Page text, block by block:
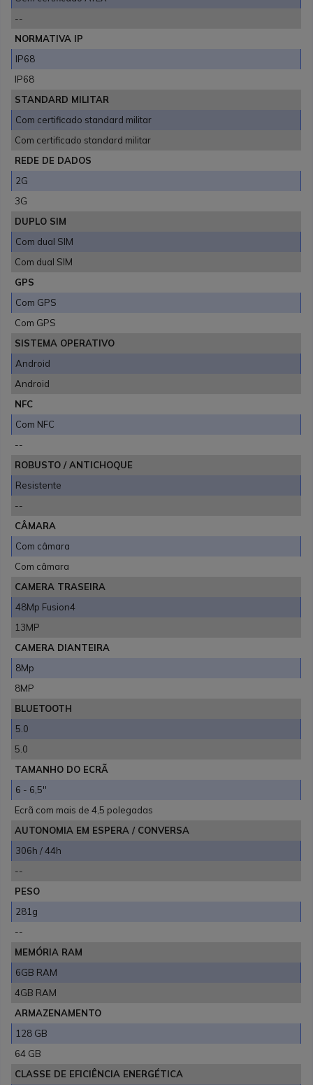
--
NORMATIVA IP
IP68
IP68
STANDARD MILITAR
Com certificado standard militar
Com certificado standard militar
REDE DE DADOS
2G
3G
DUPLO SIM
Com dual SIM
Com dual SIM
GPS
Com GPS
Com GPS
SISTEMA OPERATIVO
Android
Android
NFC
Com NFC
--
ROBUSTO / ANTICHOQUE
Resistente
--
CÂMARA
Com câmara
Com câmara
CAMERA TRASEIRA
48Mp Fusion4
13MP
CAMERA DIANTEIRA
8Mp
8MP
BLUETOOTH
5.0
5.0
TAMANHO DO ECRÃ
6 - 6,5''
Ecrã com mais de 4,5 polegadas
AUTONOMIA EM ESPERA / CONVERSA
306h / 44h
--
PESO
281g
--
MEMÓRIA RAM
6GB RAM
4GB RAM
ARMAZENAMENTO
128 GB
64 GB
CLASSE DE EFICIÊNCIA ENERGÉTICA